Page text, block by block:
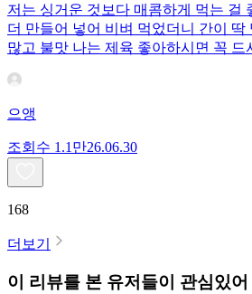
저는 싱거운 것보다 매콤하게 먹는 걸
더 만들어 넣어 비벼 먹었더니 간이
많고 불맛 나는 제육 좋아하시면 꼭 드
으앵
조회수 1.1만26.06.30
168
더보기
이 리뷰를 본 유저들이 관심있